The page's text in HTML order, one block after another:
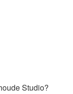
Studio?